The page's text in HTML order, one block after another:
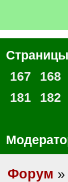
167
168
181
182
Форум »